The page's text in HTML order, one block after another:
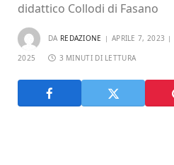
didattico Collodi di Fasano
DA REDAZIONE APRILE 7, 2023
2025 3 MINUTI DI LETTURA